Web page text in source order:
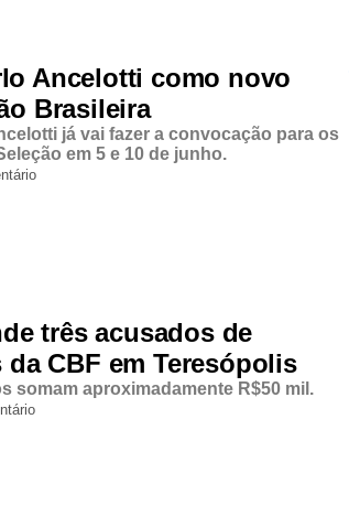
Ancelotti como novo
Brasileira
já vai fazer a convocação para os
em 5 e 10 de junho.
três acusados de
CBF em Teresópolis
somam aproximadamente R$50 mil.